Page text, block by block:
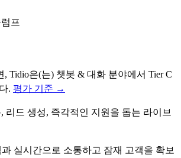
프
, Tidio은(는) 챗봇 & 대화 분야에서 TierC
. 평가 기준 →
리드 생성, 즉각적인 지원을 돕는 라이브
실시간으로 소통하고 잠재 고객을 확보